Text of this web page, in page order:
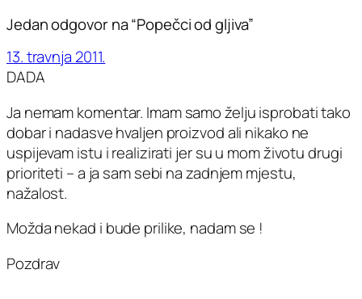
Jedan odgovor na “Popečci od gljiva”
13. travnja 2011.
DADA
Ja nemam komentar. Imam samo želju isprobati tako
dobar i nadasve hvaljen proizvod ali nikako ne
uspijevam istu i realizirati jer su u mom životu drugi
prioriteti – a ja sam sebi na zadnjem mjestu,
nažalost.
Možda nekad i bude prilike, nadam se !
Pozdrav